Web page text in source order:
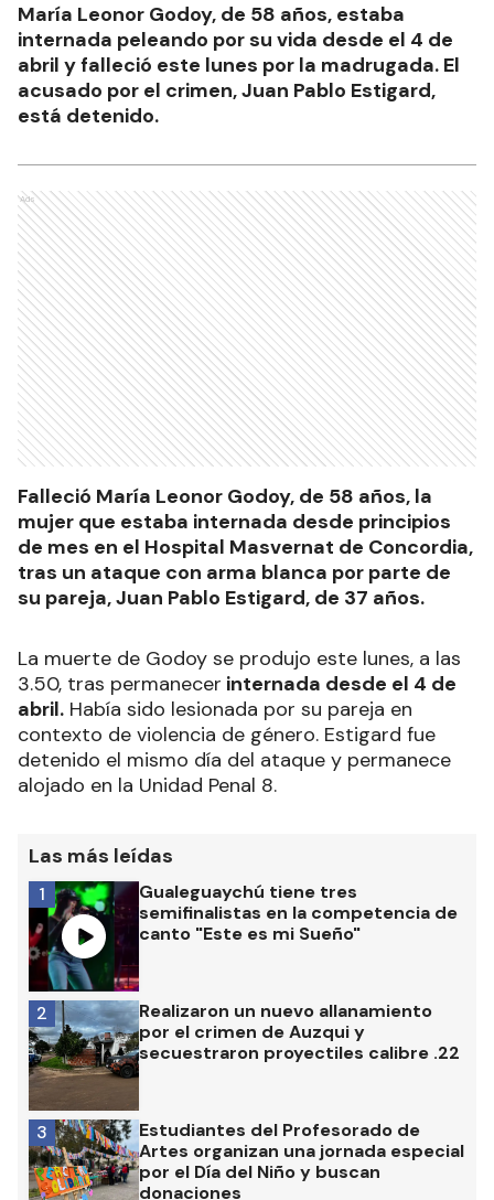
María Leonor Godoy, de 58 años, estaba
internada peleando por su vida desde el 4 de
abril y falleció este lunes por la madrugada. El
acusado por el crimen, Juan Pablo Estigard,
está detenido.
Ads
Falleció María Leonor Godoy, de 58 años, la
mujer que estaba internada desde principios
de mes en el Hospital Masvernat de Concordia,
tras un ataque con arma blanca por parte de
su pareja, Juan Pablo Estigard, de 37 años.
La muerte de Godoy se produjo este lunes, a las
3.50, tras permanecer internada desde el 4 de
abril. Había sido lesionada por su pareja en
contexto de violencia de género. Estigard fue
detenido el mismo día del ataque y permanece
alojado en la Unidad Penal 8.
Las más leídas
Gualeguaychú tiene tres
semifinalistas en la competencia de
canto "Este es mi Sueño"
1
Realizaron un nuevo allanamiento
por el crimen de Auzqui y
secuestraron proyectiles calibre .22
2
Estudiantes del Profesorado de
Artes organizan una jornada especial
por el Día del Niño y buscan
donaciones
3